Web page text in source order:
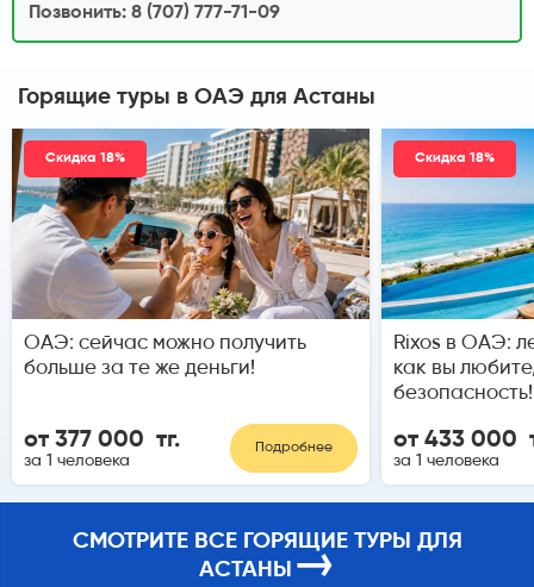
Позвонить: 8 (707) 777-71-09
Горящие туры в ОАЭ для Астаны
Скидка 18%
ОАЭ: сейчас можно получить
больше за те же деньги!
от 377 000 тг.
за 1 человека
Подробнее
Скидка 18%
Rixos в ОАЭ:
как вы
безопасность!
от 433 000
за 1 человека
СМОТРИТЕ ВСЕ ГОРЯЩИЕ ТУРЫ ДЛЯ
АСТАНЫ →